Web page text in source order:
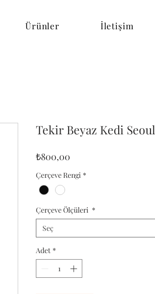
Ürünler İletişim
Tekir Beyaz Kedi Seoul
₺800,00
Çerçeve Rengi *
Çerçeve Ölçüleri *
Seç
Adet *